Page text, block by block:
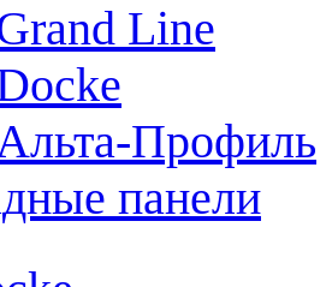
Line
Профиль
панели